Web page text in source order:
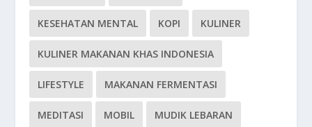
KESEHATAN MENTAL KOPI KULINER
KULINER MAKANAN KHAS INDONESIA
LIFESTYLE MAKANAN FERMENTASI
MEDITASI MOBIL MUDIK LEBARAN